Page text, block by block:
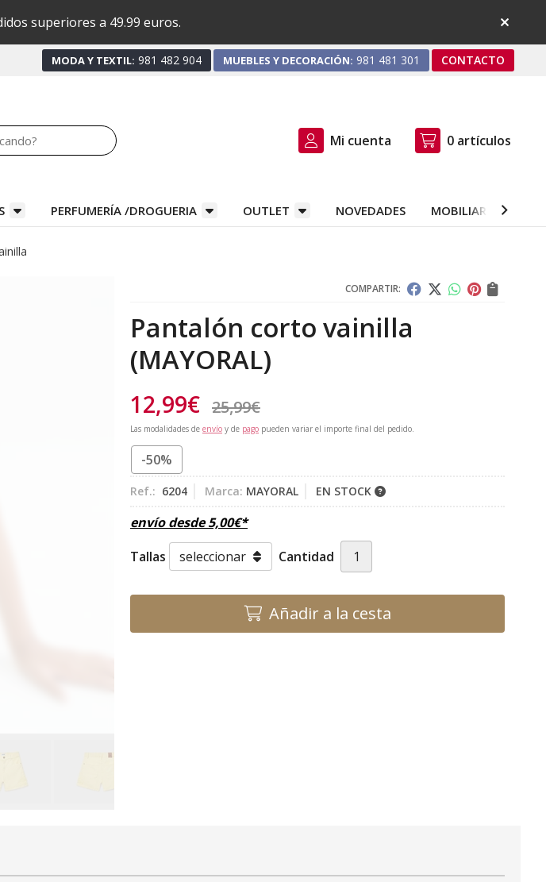
superiores a 49.99 euros.
MODA Y TEXTIL: 981 482 904 MUEBLES Y DECORACIÓN: 981 481 301 CONTACTO
Mi cuenta 0 artículos
PERFUMERÍA /DROGUERIA OUTLET NOVEDADES MOBILIARIO Y
COMPARTIR:
Pantalón corto vainilla
(MAYORAL)
12,99€ 25,99€
Las modalidades de envío y de pago pueden variar el importe final del pedido.
-50%
Ref.: 6204 Marca: MAYORAL EN STOCK
envío desde5,00€*
Tallas
Cantidad
Añadir a la cesta